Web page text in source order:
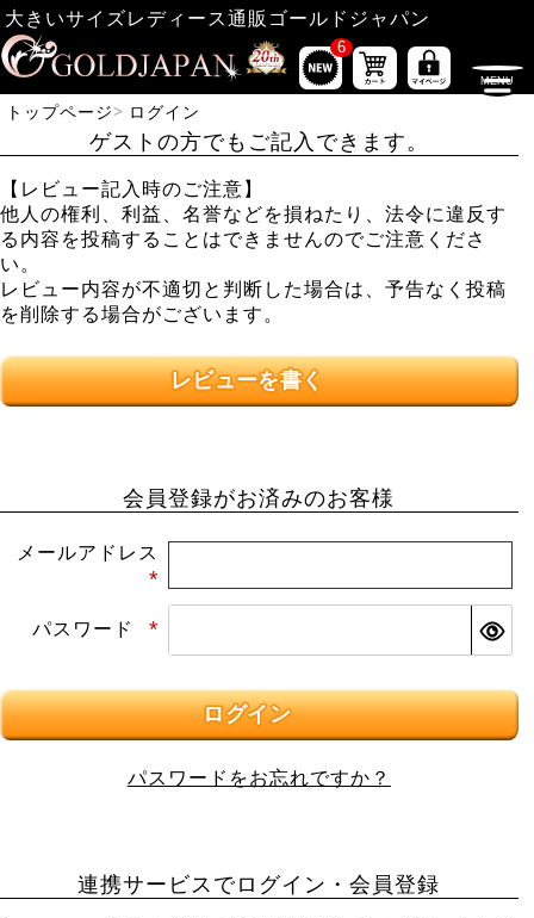
大きいサイズレディース通販ゴールドジャパン
6
トップページ ログイン
ゲストの方でもご記入できます。
【レビュー記入時のご注意】
他人の権利、利益、名誉などを損ねたり、法令に違反す
る内容を投稿することはできませんのでご注意くださ
い。
レビュー内容が不適切と判断した場合は、予告なく投稿
を削除する場合がございます。
レビューを書く
会員登録がお済みのお客様
メールアドレス
須)
パスワード
ログイン
パスワードをお忘れですか？
連携サービスでログイン・会員登録